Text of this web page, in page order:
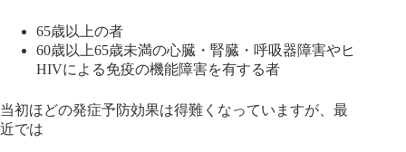
65歳以上の者
60歳以上65歳未満の心臓・腎臓・呼吸器障害やヒ
HIVによる免疫の機能障害を有する者
当初ほどの発症予防効果は得難くなっていますが、最
近では